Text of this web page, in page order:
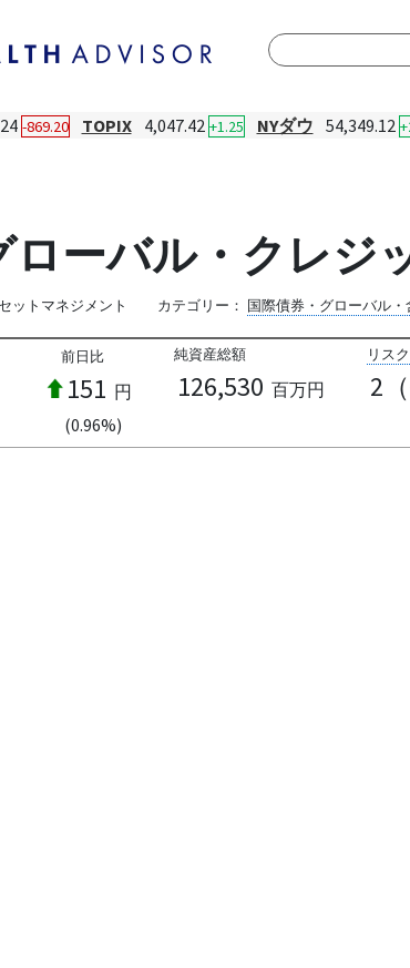
-869.20 TOPIX 4,047.42 +1.25 NYダウ 54,349.12
ローバル・クレジ
ットマネジメント カテゴリー： 国際債券・グローバル・
前日比
151 円
(0.96%)
純資産総額
126,530 百万円
リス
2